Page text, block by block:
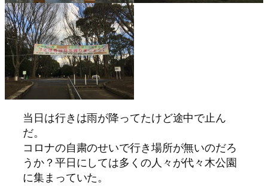
当日は行きは雨が降ってたけど途中で止ん
だ。
コロナの自粛のせいで行き場所が無いのだろ
うか？平日にしては多くの人々が代々木公園
に集まっていた。